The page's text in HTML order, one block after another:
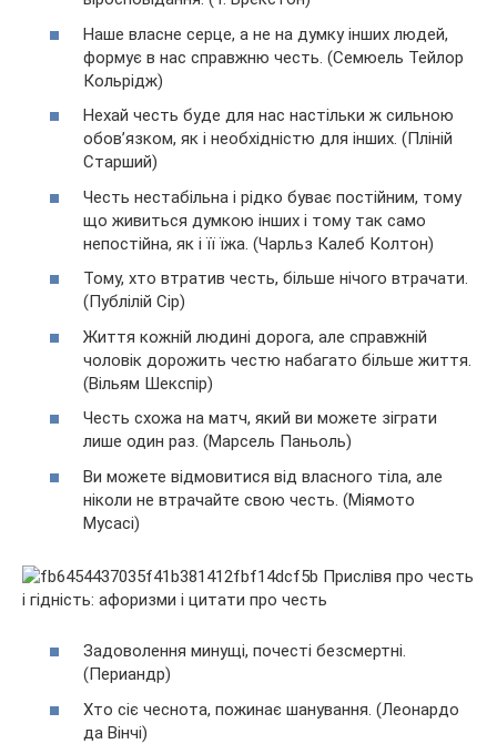
Наше власне серце, а не на думку інших людей,
формує в нас справжню честь. (Семюель Тейлор
Кольрідж)
Нехай честь буде для нас настільки ж сильною
обов’язком, як і необхідністю для інших. (Пліній
Старший)
Честь нестабільна і рідко буває постійним, тому
що живиться думкою інших і тому так само
непостійна, як і її їжа. (Чарльз Калеб Колтон)
Тому, хто втратив честь, більше нічого втрачати.
(Публілій Сір)
Життя кожній людині дорога, але справжній
чоловік дорожить честю набагато більше життя.
(Вільям Шекспір)
Честь схожа на матч, який ви можете зіграти
лише один раз. (Марсель Паньоль)
Ви можете відмовитися від власного тіла, але
ніколи не втрачайте свою честь. (Міямото
Мусасі)
Задоволення минущі, почесті безсмертні.
(Периандр)
Хто сіє чеснота, пожинає шанування. (Леонардо
да Вінчі)